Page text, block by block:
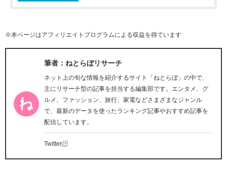
※本ページはアフィリエイトプログラムによる収益を得ています
筆者：ねとらぼリサーチ
ネット上の旬な情報を紹介するサイト「ねとらぼ」の中で、
主にリサーチ型の記事を担当する編集部です。エンタメ、グ
ルメ、ファッション、旅行、家電などさまざまなジャンル
で、最新のデータを使ったランキング記事やおすすめ記事を
配信しています。
Twitter